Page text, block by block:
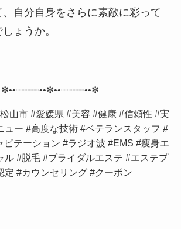
自分自身をさらに素敵に彩って
ょうか。
✼••┈┈┈┈••✼••┈┈┈┈••✼
山市 #愛媛県 #美容 #健康 #信頼性 #実
ュー #高度な技術 #ベテランスタッフ #
ビテーション #ラジオ波 #EMS #痩身エ
ル #脱毛 #ブライダルエステ #エステプ
定 #カウンセリング #クーポン